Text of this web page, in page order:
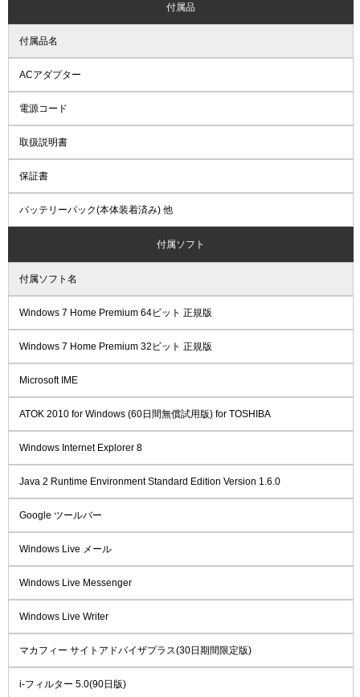
付属品
付属品名
ACアダプター
電源コード
取扱説明書
保証書
バッテリーパック(本体装着済み) 他
付属ソフト
付属ソフト名
Windows 7 Home Premium 64ビット 正規版
Windows 7 Home Premium 32ビット 正規版
Microsoft IME
ATOK 2010 for Windows (60日間無償試用版) for TOSHIBA
Windows Internet Explorer 8
Java 2 Runtime Environment Standard Edition Version 1.6.0
Google ツールバー
Windows Live メール
Windows Live Messenger
Windows Live Writer
マカフィー サイトアドバイザプラス(30日期間限定版)
i-フィルター 5.0(90日版)